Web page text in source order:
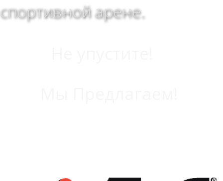
спортивной арене.